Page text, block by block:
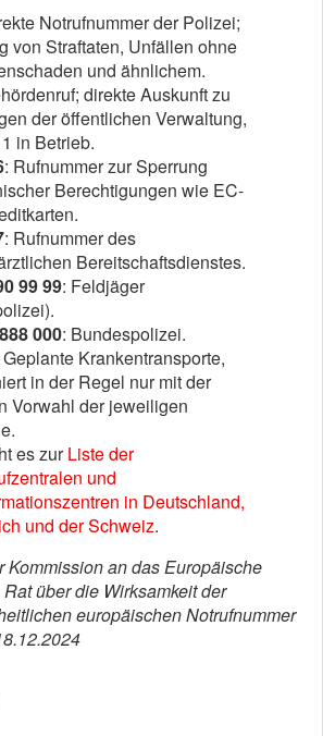
Notrufnummer der Polizei;
von Straftaten, Unfällen ohne
und ähnlichem.
direkte Auskunft zu
der öffentlichen Verwaltung,
in Betrieb.
: Rufnummer zur Sperrung
Berechtigungen wie EC-
: Rufnummer des
Bereitschaftsdienstes.
99 99: Feldjäger
000: Bundespolizei.
Geplante Krankentransporte,
in der Regel nur mit der
Vorwahl der jeweiligen
es zurListe der
und
in Deutschland,
und der Schweiz.
Kommission an das Europäische
über die Wirksamkeit der
europäischen Notrufnummer